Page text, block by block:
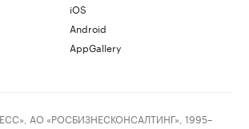
iOS
Android
AppGallery
АО «РОСБИЗНЕСКОНСАЛТИНГ», 1995–